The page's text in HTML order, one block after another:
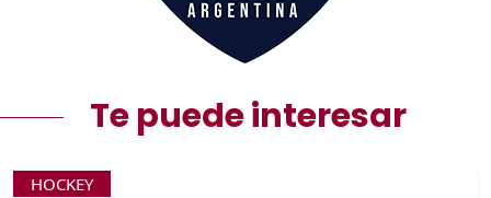
Te puede interesar
HOCKEY